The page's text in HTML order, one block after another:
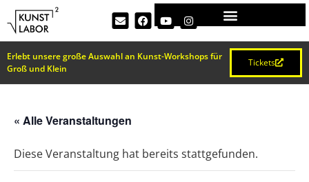
Erlebt unsere große Auswahl an Kunst-Workshops für
Groß und Klein
Tickets
« Alle Veranstaltungen
Diese Veranstaltung hat bereits stattgefunden.